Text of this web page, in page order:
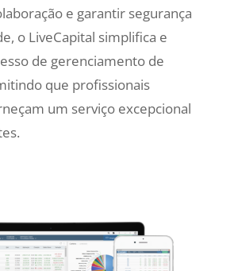
e garantir segurança
o LiveCapital simplifica e
de gerenciamento de
que profissionais
um serviço excepcional